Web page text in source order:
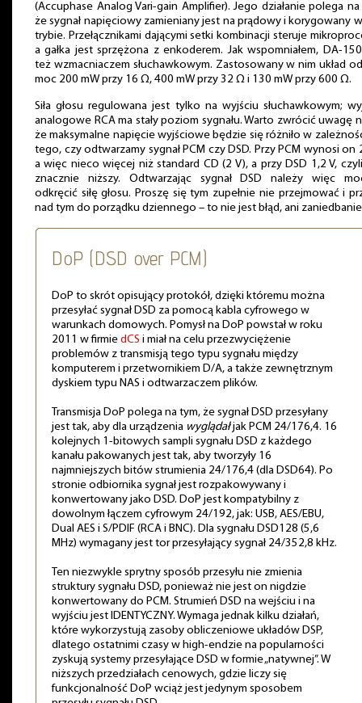
(Accuphase Analog Vari-gain Amplifier). Jego działanie polega
że sygnał napięciowy zamieniany jest na prądowy i korygowany
trybie. Przełącznikami dającymi setki kombinacji steruje
a gałka jest sprzężona z enkoderem. Jak wspomniałem, DA-
też wzmacniaczem słuchawkowym. Zastosowany w nim układ
moc 200 mW przy 16 Ω, 400 mW przy 32 Ω i 130 mW przy 600 Ω.
Siła głosu regulowana jest tylko na wyjściu słuchawkowym;
analogowe RCA ma stały poziom sygnału. Warto zwrócić uwagę
że maksymalne napięcie wyjściowe będzie się różniło w
tego, czy odtwarzamy sygnał PCM czy DSD. Przy PCM wynosi on
a więc nieco więcej niż standard CD (2 V), a przy DSD 1,2 V,
znacznie niższy. Odtwarzając sygnał DSD należy więc
odkręcić siłę głosu. Proszę się tym zupełnie nie przejmować i
nad tym do porządku dziennego – to nie jest błąd, ani
DoP (DSD over PCM)
DoP to skrót opisujący protokół, dzięki któremu można
przesyłać sygnał DSD za pomocą kabla cyfrowego w
warunkach domowych. Pomysł na DoP powstał w roku
2011 w firmie dCS i miał na celu przezwyciężenie
problemów z transmisją tego typu sygnału między
komputerem i przetwornikiem D/A, a także zewnętrznym
dyskiem typu NAS i odtwarzaczem plików.
Transmisja DoP polega na tym, że sygnał DSD przesyłany
jest tak, aby dla urządzenia wyglądałjak PCM 24/176,4. 16
kolejnych 1-bitowych sampli sygnału DSD z każdego
kanału pakowanych jest tak, aby tworzyły 16
najmniejszych bitów strumienia 24/176,4 (dla DSD64). Po
stronie odbiornika sygnał jest rozpakowywany i
konwertowany jako DSD. DoP jest kompatybilny z
dowolnym łączem cyfrowym 24/192, jak: USB, AES/EBU,
Dual AES i S/PDIF (RCA i BNC). Dla sygnału DSD128 (5,6
MHz) wymagany jest tor przesyłający sygnał 24/352,8 kHz.
Ten niezwykle sprytny sposób przesyłu nie zmienia
struktury sygnału DSD, ponieważ nie jest on nigdzie
konwertowany do PCM. Strumień DSD na wejściu i na
wyjściu jest IDENTYCZNY. Wymaga jednak kilku działań,
które wykorzystują zasoby obliczeniowe układów DSP,
dlatego ostatnimi czasy w high-endzie na popularności
zyskują systemy przesyłające DSD w formie „natywnej”. W
niższych przedziałach cenowych, gdzie liczy się
funkcjonalność DoP wciąż jest jedynym sposobem